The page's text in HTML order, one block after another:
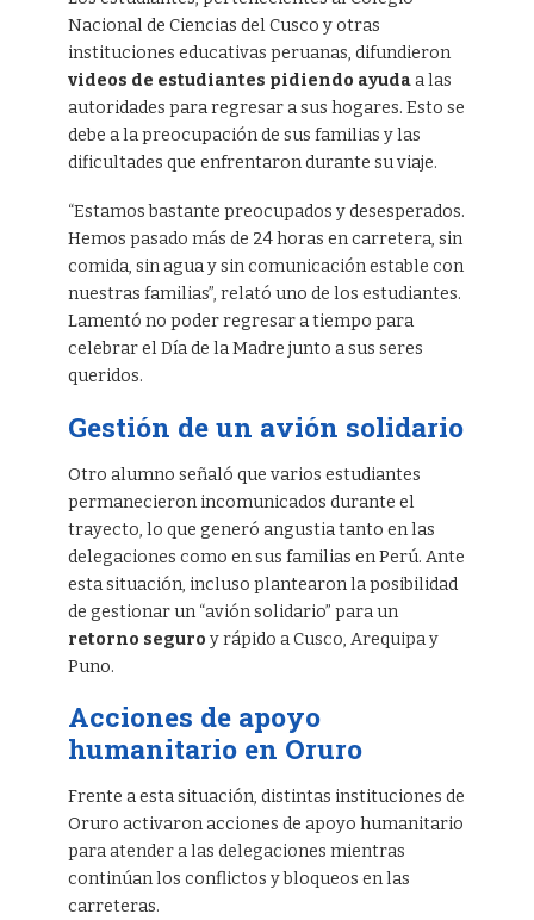
Nacional de Ciencias del Cusco y otras
instituciones educativas peruanas, difundieron
videos de estudiantes pidiendo ayudaa las
autoridades para regresar a sus hogares. Esto se
debe a la preocupación de sus familias y las
dificultades que enfrentaron durante su viaje.
“Estamos bastante preocupados y desesperados.
Hemos pasado más de 24 horas en carretera, sin
comida, sin agua y sin comunicación estable con
nuestras familias”, relató uno de los estudiantes.
Lamentó no poder regresar a tiempo para
celebrar el Día de la Madre junto a sus seres
queridos.
Gestión de un avión solidario
Otro alumno señaló que varios estudiantes
permanecieron incomunicados durante el
trayecto, lo que generó angustia tanto en las
delegaciones como en sus familias en Perú. Ante
esta situación, incluso plantearon la posibilidad
de gestionar un “avión solidario” para un
retorno seguro y rápido a Cusco, Arequipa y
Puno.
Acciones de apoyo
humanitario en Oruro
Frente a esta situación, distintas instituciones de
Oruro activaron acciones de apoyo humanitario
para atender a las delegaciones mientras
continúan los conflictos y bloqueos en las
carreteras.